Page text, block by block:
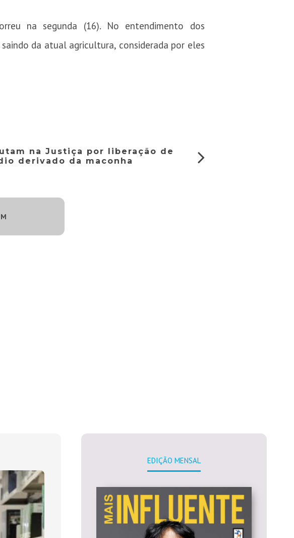
na segunda (16). No entendimento dos
da atual agricultura, considerada por eles
na Justiça por liberação de
derivado da maconha
EDIÇÃO MENSAL